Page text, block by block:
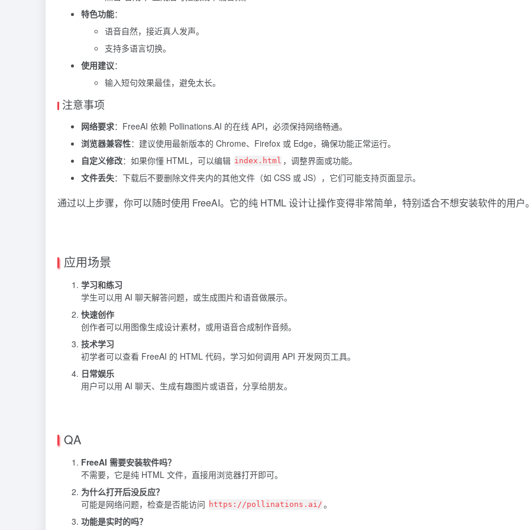
特色功能：
语音自然，接近真人发声。
支持多语言切换。
使用建议：
输入短句效果最佳，避免太长。
注意事项
网络要求：FreeAI 依赖 Pollinations.AI 的在线 API，必须保持网络畅通。
浏览器兼容性：建议使用最新版本的 Chrome、Firefox 或 Edge，确保功能正常运行。
自定义修改：如果你懂 HTML，可以编辑 index.html ，调整界面或功能。
文件丢失：下载后不要删除文件夹内的其他文件（如 CSS 或 JS），它们可能支持页面显示。
通过以上步骤，你可以随时使用 FreeAI。它的纯 HTML 设计让操作变得非常简单，特别适合不想安装软件的用户
应用场景
学习和练习
学生可以用 AI 聊天解答问题，或生成图片和语音做展示。
快速创作
创作者可以用图像生成设计素材，或用语音合成制作音频。
技术学习
初学者可以查看 FreeAI 的 HTML 代码，学习如何调用 API 开发网页工具。
日常娱乐
用户可以用 AI 聊天、生成有趣图片或语音，分享给朋友。
QA
FreeAI 需要安装软件吗？
不需要，它是纯 HTML 文件，直接用浏览器打开即可。
为什么打开后没反应？
可能是网络问题，检查是否能访问 https://pollinations.ai/ 。
功能是实时的吗？